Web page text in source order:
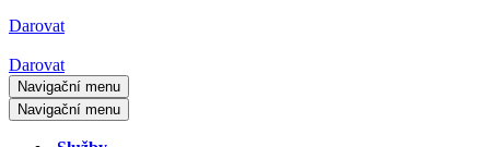
Darovat
Darovat
Navigační menu
Navigační menu